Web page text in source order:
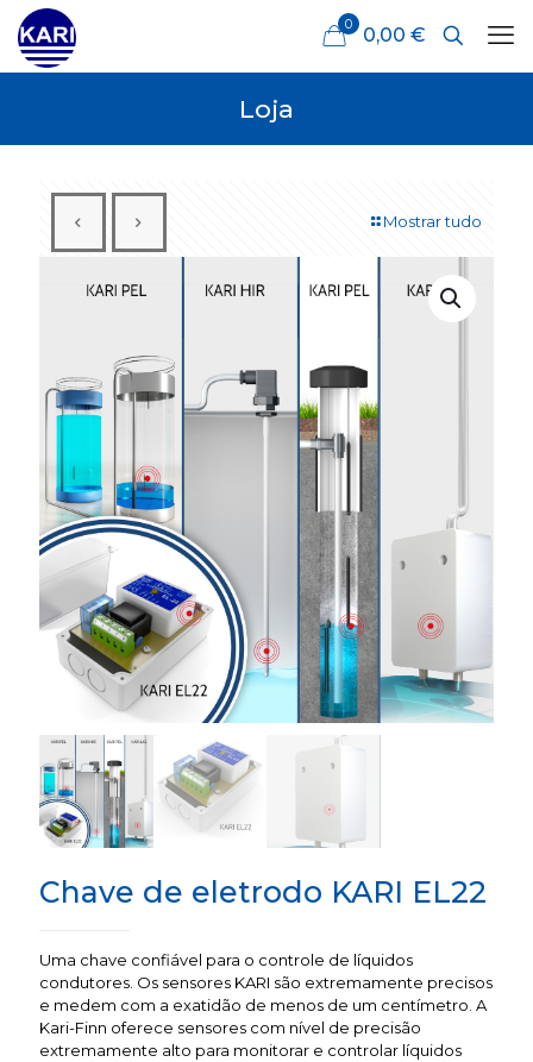
0 0,00 €
Loja
Mostrar tudo
Chave de eletrodo KARI EL22
Uma chave confiável para o controle de líquidos
condutores. Os sensores KARI são extremamente precisos
e medem com a exatidão de menos de um centímetro. A
Kari-Finn oferece sensores com nível de precisão
extremamente alto para monitorar e controlar líquidos